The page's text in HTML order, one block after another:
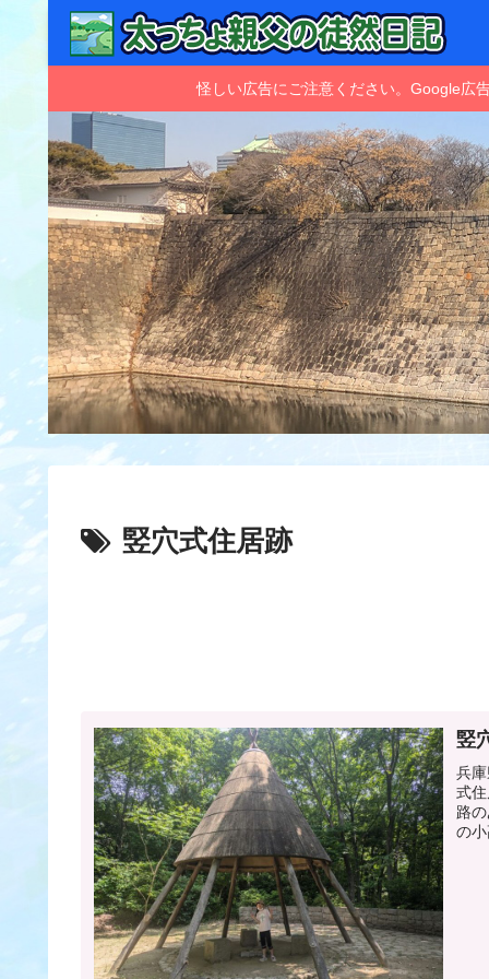
怪しい広告にご注意ください。Google広
竪穴式住居跡
竪
兵
式
路
の